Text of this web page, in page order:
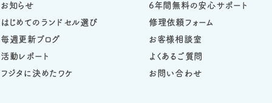
お知らせ
はじめてのランドセル選び
毎週更新ブログ
活動レポート
フジタに決めたワケ
6年間無料の安心サポート
修理依頼フォーム
お客様相談室
よくあるご質問
お問い合わせ